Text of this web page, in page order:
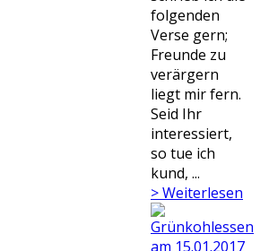
folgenden
Verse gern;
Freunde zu
verärgern
liegt mir fern.
Seid Ihr
interessiert,
so tue ich
kund, ...
> Weiterlesen